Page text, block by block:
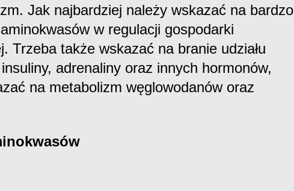
Jak najbardziej należy wskazać na bardzo
w regulacji gospodarki
Trzeba także wskazać na branie udziału
adrenaliny oraz innych hormonów,
na metabolizm węglowodanów oraz